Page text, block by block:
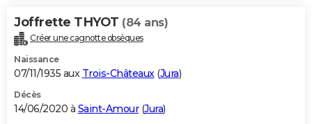
Joffrette THYOT (84 ans)
Créer une cagnotte obsèques
Naissance
07/11/1935 aux Trois-Châteaux (Jura)
Décès
14/06/2020 à Saint-Amour(Jura)